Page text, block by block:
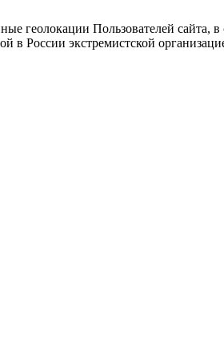
геолокации Пользователей сайта, в
в России экстремистской